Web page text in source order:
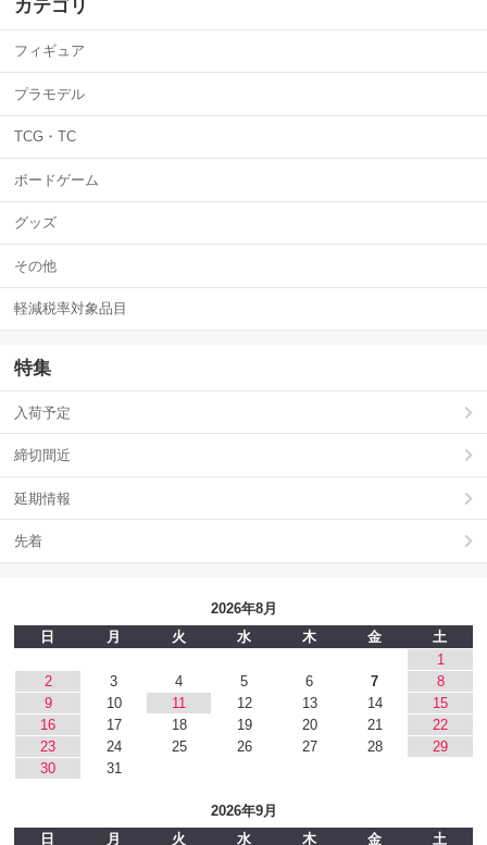
カテゴリ
フィギュア
プラモデル
TCG・TC
ボードゲーム
グッズ
その他
軽減税率対象品目
特集
入荷予定
締切間近
延期情報
先着
2026年8月
日
月 火 水 木 金
土
1
2
3 4 5 6 7
8
9
10 11 12 13 14
15
16
17 18 19 20 21
22
23
24 25 26 27 28
29
30
31
2026年9月
日
月 火 水 木 金 土